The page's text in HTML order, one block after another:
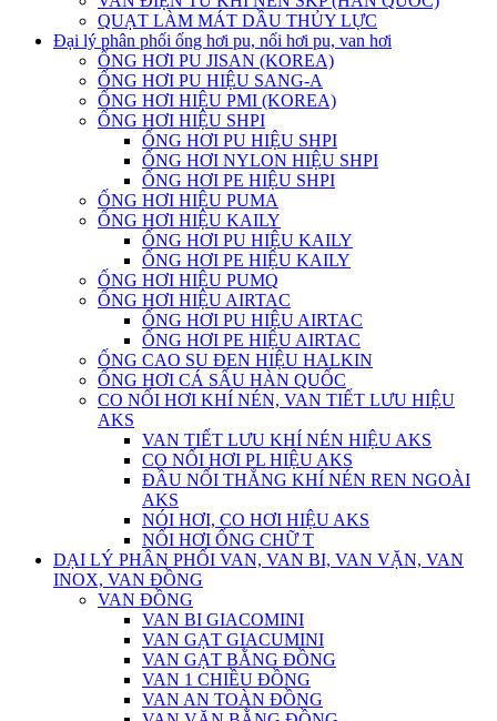
QUẠT LÀM MÁT DẦU THỦY LỰC
Đại lý phân phối ống hơi pu, nối hơi pu, van hơi
ỐNG HƠI PU JISAN (KOREA)
ỐNG HƠI PU HIỆU SANG-A
ỐNG HƠI HIỆU PMI (KOREA)
ỐNG HƠI HIỆU SHPI
ỐNG HƠI PU HIỆU SHPI
ỐNG HƠI NYLON HIỆU SHPI
ỐNG HƠI PE HIỆU SHPI
ỐNG HƠI HIỆU PUMA
ỐNG HƠI HIỆU KAILY
ỐNG HƠI PU HIỆU KAILY
ỐNG HƠI PE HIỆU KAILY
ỐNG HƠI HIỆU PUMQ
ỐNG HƠI HIỆU AIRTAC
ỐNG HƠI PU HIỆU AIRTAC
ỐNG HƠI PE HIỆU AIRTAC
ỐNG CAO SU ĐEN HIỆU HALKIN
ỐNG HƠI CÁ SẤU HÀN QUỐC
CO NỐI HƠI KHÍ NÉN, VAN TIẾT LƯU HIỆU
AKS
VAN TIẾT LƯU KHÍ NÉN HIỆU AKS
CO NỐI HƠI PL HIỆU AKS
ĐẦU NỐI THẲNG KHÍ NÉN REN NGOÀI
AKS
NÓI HƠI, CO HƠI HIỆU AKS
NỐI HƠI ỐNG CHỮ T
DẠI LÝ PHÂN PHỐI VAN, VAN BI, VAN VẶN, VAN
INOX, VAN ĐỒNG
VAN ĐỒNG
VAN BI GIACOMINI
VAN GẠT GIACUMINI
VAN GẠT BẰNG ĐỒNG
VAN 1 CHIỀU ĐỒNG
VAN AN TOÀN ĐỒNG